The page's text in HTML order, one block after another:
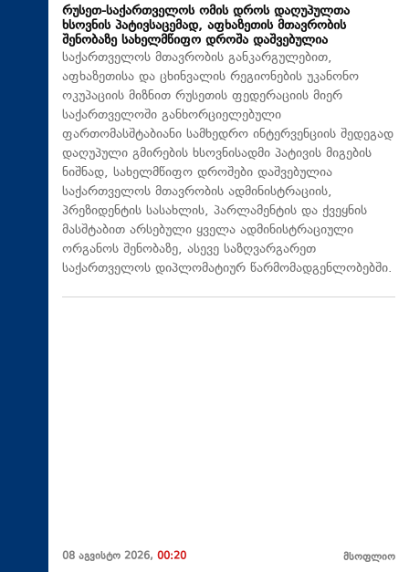
რუსეთ-საქართველოს ომის დროს დაღუპულთა
ხსოვნის პატივსაცემად, აფხაზეთის მთავრობის
შენობაზე სახელმწიფო დროშა დაშვებულია
საქართველოს მთავრობის განკარგულებით,
აფხაზეთისა და ცხინვალის რეგიონების უკანონო
ოკუპაციის მიზნით რუსეთის ფედერაციის მიერ
საქართველოში განხორციელებული
ფართომასშტაბიანი სამხედრო ინტერვენციის შედეგად
დაღუპული გმირების ხსოვნისადმი პატივის მიგების
ნიშნად, სახელმწიფო დროშები დაშვებულია
საქართველოს მთავრობის ადმინისტრაციის,
პრეზიდენტის სასახლის, პარლამენტის და ქვეყნის
მასშტაბით არსებული ყველა ადმინისტრაციული
ორგანოს შენობაზე, ასევე საზღვარგარეთ
საქართველოს დიპლომატიურ წარმომადგენლობებში.
08 აგვისტო 2026, 00:20 მსოფლიო